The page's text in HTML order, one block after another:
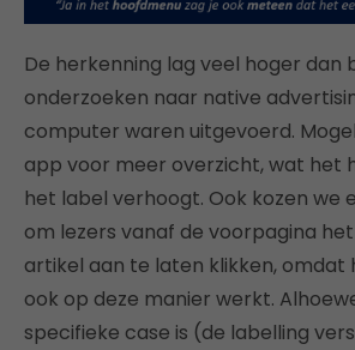
De herkenning lag veel hoger dan
onderzoeken naar native
computer waren uitgevoerd.
app voor meer overzicht, wat het
het label verhoogt. Ook kozen we
om lezers vanaf de voorpagina
artikel aan te laten klikken, omdat
ook op deze manier werkt.
specifieke case is (de labelling